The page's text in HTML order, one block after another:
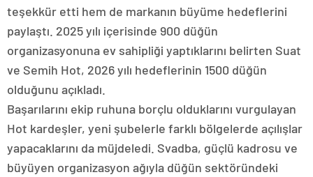
teşekkür etti hem de markanın büyüme hedeflerini
paylaştı. 2025 yılı içerisinde 900 düğün
organizasyonuna ev sahipliği yaptıklarını belirten Suat
ve Semih Hot, 2026 yılı hedeflerinin 1500 düğün
olduğunu açıkladı.
Başarılarını ekip ruhuna borçlu olduklarını vurgulayan
Hot kardeşler, yeni şubelerle farklı bölgelerde açılışlar
yapacaklarını da müjdeledi. Svadba, güçlü kadrosu ve
büyüyen organizasyon ağıyla düğün sektöründeki